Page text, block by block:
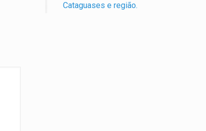
Cataguases e região.